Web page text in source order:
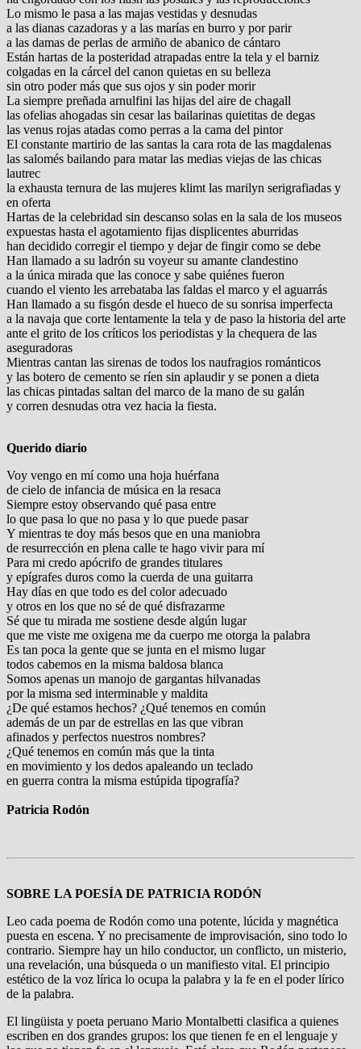
Lo mismo le pasa a las majas vestidas y desnudas
a las dianas cazadoras y a las marías en burro y por parir
a las damas de perlas de armiño de abanico de cántaro
Están hartas de la posteridad atrapadas entre la tela y el barniz
colgadas en la cárcel del canon quietas en su belleza
sin otro poder más que sus ojos y sin poder morir
La siempre preñada arnulfini las hijas del aire de chagall
las ofelias ahogadas sin cesar las bailarinas quietitas de degas
las venus rojas atadas como perras a la cama del pintor
El constante martirio de las santas la cara rota de las magdalenas
las salomés bailando para matar las medias viejas de las chicas
lautrec
la exhausta ternura de las mujeres klimt las marilyn serigrafiadas y
en oferta
Hartas de la celebridad sin descanso solas en la sala de los museos
expuestas hasta el agotamiento fijas displicentes aburridas
han decidido corregir el tiempo y dejar de fingir como se debe
Han llamado a su ladrón su voyeur su amante clandestino
a la única mirada que las conoce y sabe quiénes fueron
cuando el viento les arrebataba las faldas el marco y el aguarrás
Han llamado a su fisgón desde el hueco de su sonrisa imperfecta
a la navaja que corte lentamente la tela y de paso la historia del arte
ante el grito de los críticos los periodistas y la chequera de las
aseguradoras
Mientras cantan las sirenas de todos los naufragios románticos
y las botero de cemento se ríen sin aplaudir y se ponen a dieta
las chicas pintadas saltan del marco de la mano de su galán
y corren desnudas otra vez hacia la fiesta.
Querido diario
Voy vengo en mí como una hoja huérfana
de cielo de infancia de música en la resaca
Siempre estoy observando qué pasa entre
lo que pasa lo que no pasa y lo que puede pasar
Y mientras te doy más besos que en una maniobra
de resurrección en plena calle te hago vivir para mí
Para mi credo apócrifo de grandes titulares
y epígrafes duros como la cuerda de una guitarra
Hay días en que todo es del color adecuado
y otros en los que no sé de qué disfrazarme
Sé que tu mirada me sostiene desde algún lugar
que me viste me oxigena me da cuerpo me otorga la palabra
Es tan poca la gente que se junta en el mismo lugar
todos cabemos en la misma baldosa blanca
Somos apenas un manojo de gargantas hilvanadas
por la misma sed interminable y maldita
¿De qué estamos hechos? ¿Qué tenemos en común
además de un par de estrellas en las que vibran
afinados y perfectos nuestros nombres?
¿Qué tenemos en común más que la tinta
en movimiento y los dedos apaleando un teclado
en guerra contra la misma estúpida tipografía?
Patricia Rodón
SOBRE LA POESÍA DE PATRICIA RODÓN
Leo cada poema de Rodón como una potente, lúcida y magnética
puesta en escena. Y no precisamente de improvisación, sino todo lo
contrario. Siempre hay un hilo conductor, un conflicto, un misterio,
una revelación, una búsqueda o un manifiesto vital. El principio
estético de la voz lírica lo ocupa la palabra y la fe en el poder lírico
de la palabra.
El lingüista y poeta peruano Mario Montalbetti clasifica a quienes
escriben en dos grandes grupos: los que tienen fe en el lenguaje y